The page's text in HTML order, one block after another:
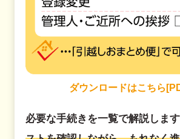
ダウンロードはこちら
必要な手続きを一覧で解説します